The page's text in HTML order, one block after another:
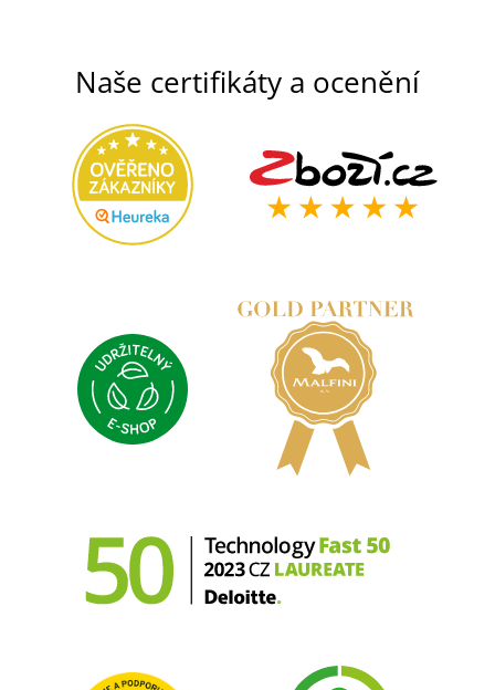
Naše certifikáty a ocenění